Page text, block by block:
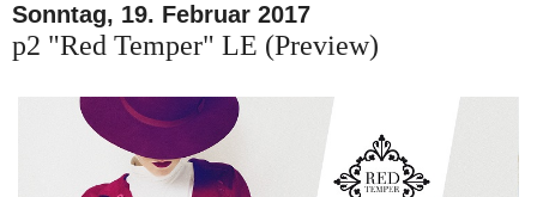
Sonntag, 19. Februar 2017
p2 "Red Temper" LE (Preview)